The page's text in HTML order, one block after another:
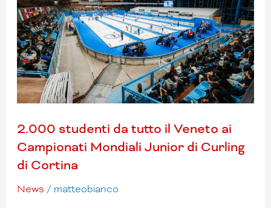
2.000 studenti da tutto il Veneto ai
Campionati Mondiali Junior di Curling
di Cortina
News / matteobianco
il
Veneto
ai
Campionati
Mondiali
Junior
di
di
Cortina